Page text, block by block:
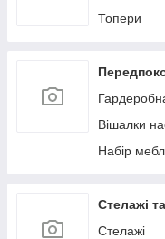
Топери
Вішалки
Набір
Стелажі
Стелажі